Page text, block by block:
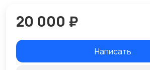
20 000 ₽
Написать